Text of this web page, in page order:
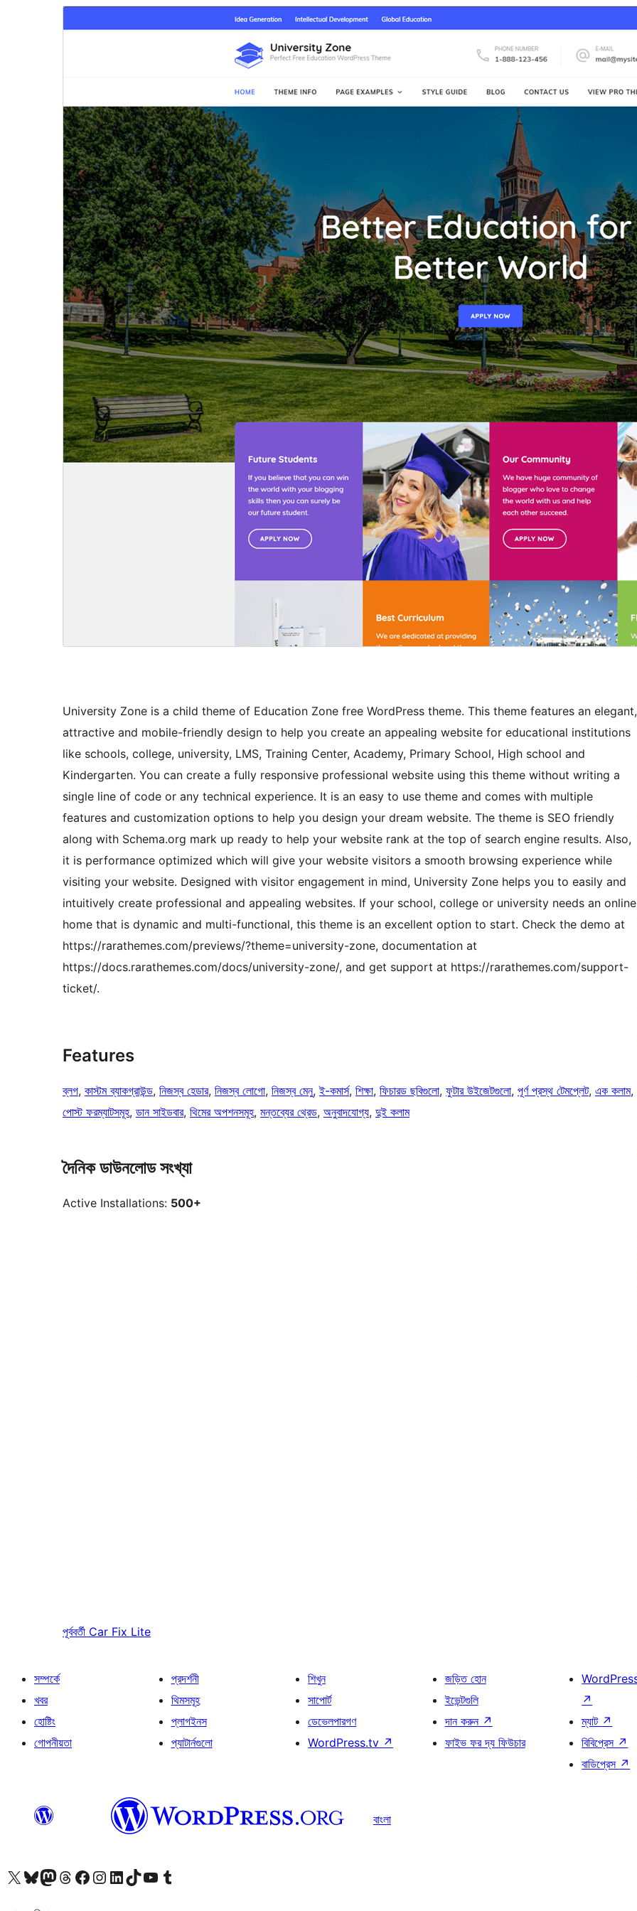
University Zone is a child theme of Education Zone free WordPress theme. This theme features an elegant,
attractive and mobile-friendly design to help you create an appealing website for educational institutions
like schools, college, university, LMS, Training Center, Academy, Primary School, High school and
Kindergarten. You can create a fully responsive professional website using this theme without writing a
single line of code or any technical experience. It is an easy to use theme and comes with multiple
features and customization options to help you design your dream website. The theme is SEO friendly
along with Schema.org mark up ready to help your website rank at the top of search engine results. Also,
it is performance optimized which will give your website visitors a smooth browsing experience while
visiting your website. Designed with visitor engagement in mind, University Zone helps you to easily and
intuitively create professional and appealing websites. If your school, college or university needs an online
home that is dynamic and multi-functional, this theme is an excellent option to start. Check the demo at
https://rarathemes.com/previews/?theme=university-zone, documentation at
https://docs.rarathemes.com/docs/university-zone/, and get support at https://rarathemes.com/support-
ticket/.
Features
ব্লগ, কাস্টম ব্যাকগ্রাউন্ড, নিজস্ব হেডার, নিজস্ব লোগো, নিজস্ব মেনু, ই-কমার্স, শিক্ষা, ফিচারড ছবিগুলো, ফুটার উইজেটগুলো, পূর্ণ প্রস্থ টেমপ্লেট, এক কলাম
পোস্ট ফরম্যাটসমূহ, ডান সাইডবার, থিমের অপশনসমূহ, মন্তব্যের থ্রেড, অনুবাদযোগ্য, দুই কলাম
দৈনিক ডাউনলোড সংখ্যা
Active Installations: 500+
পূর্ববর্তী Car Fix Lite
সম্পর্কে
খবর
হোষ্টিং
গোপনীয়তা
প্রদর্শনী
থিমসমূহ
প্লাগইনস
প্যাটার্নগুলো
শিখুন
সাপোর্ট
ডেভেলপারগণ
WordPress.tv ↗
জড়িত হোন
ইভেন্টগুলি
দান করুন ↗
ফাইভ ফর দ্য ফিউচার
↗
ম্যাট ↗
বিবিপ্রেস ↗
বাডিপ্রেস ↗
বাংলা
আমাদের X (আগের টুইটার) অ্যাকাউন্টে যানআমাদের Bluesky অ্যাকাউন্টটি দেখুনআমাদের মাস্টোডন অ্যাকাউন্টটি দেখুনআমাদের থ্রেডস অ্যাকাউন্টটি দেখুনআমাদের ফেসবুক পেজ দেখুনআমাদের ইন্সটাগ্রাম অ্যাকাউন্ট দেখুনআমাদের লিঙ্কডইন অ্যাকাউন্টে যানআমাদের TikTok অ্যাকাউন্টটি দেখুনআমাদের ইউটিউব চ্যানেলে যান আমাদের টাম্বলার অ্যাকাউন্ট দেখুন